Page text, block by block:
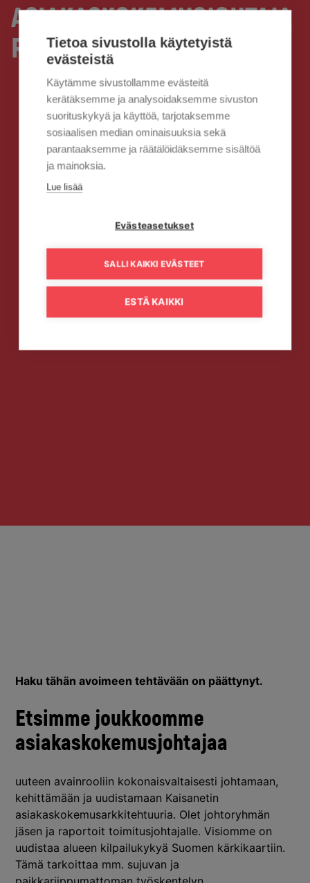
ASIAKASKOKEMUSJOHTAJA
REKRY
Haku tähän avoimeen tehtävään on päättynyt.
Etsimme joukkoomme
asiakaskokemusjohtajaa
uuteen avainrooliin kokonaisvaltaisesti johtamaan,
kehittämään ja uudistamaan Kaisanetin
asiakaskokemusarkkitehtuuria. Olet johtoryhmän
jäsen ja raportoit toimitusjohtajalle. Visiomme on
uudistaa alueen kilpailukykyä Suomen kärkikaartiin.
Tämä tarkoittaa mm. sujuvan ja
Tietoa sivustolla käytetyistä
evästeistä
Käytämme sivustollamme evästeitä
kerätäksemme ja analysoidaksemme sivuston
suorituskykyä ja käyttöä, tarjotaksemme
sosiaalisen median ominaisuuksia sekä
parantaaksemme ja räätälöidäksemme sisältöä
ja mainoksia.
Lue lisää
Evästeasetukset
SALLI KAIKKI EVÄSTEET
ESTÄ KAIKKI